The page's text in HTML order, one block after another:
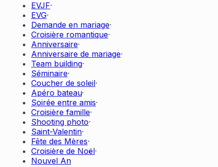
EVJF·
EVG·
Demande en mariage·
Croisière romantique·
Anniversaire·
Anniversaire de mariage·
Team building·
Séminaire·
Coucher de soleil·
Apéro bateau·
Soirée entre amis·
Croisière famille·
Shooting photo·
Saint-Valentin·
Fête des Mères·
Croisière de Noël·
Nouvel An